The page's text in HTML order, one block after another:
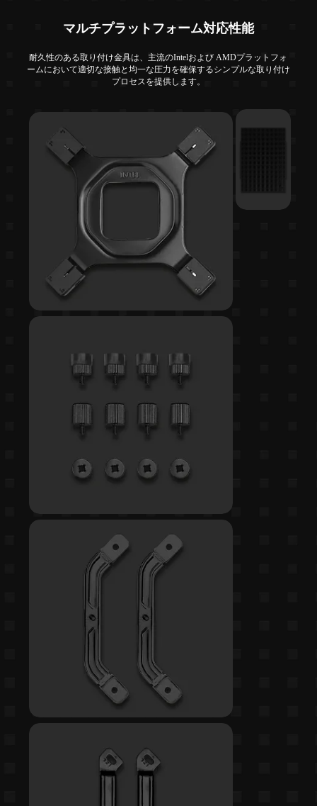
マルチプラットフォーム対応性能
耐久性のある取り付け金具は、主流のIntelおよび AMDプラットフォ
ームにおいて適切な接触と均一な圧力を確保するシンプルな取り付け
プロセスを提供します。